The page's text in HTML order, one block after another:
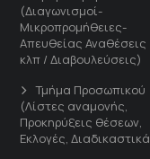
(Διαγωνισμοί-
Μικροπρομήθειες-
Απευθείας Αναθέσεις
κλπ / Διαβουλεύσεις)
Τμήμα Προσωπικού
(Λίστες αναμονής,
Προκηρύξεις θέσεων,
Εκλογές,